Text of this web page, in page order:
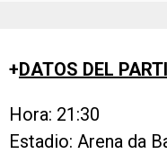
+DATOS DEL
Hora: 21:30
Estadio: Arena da